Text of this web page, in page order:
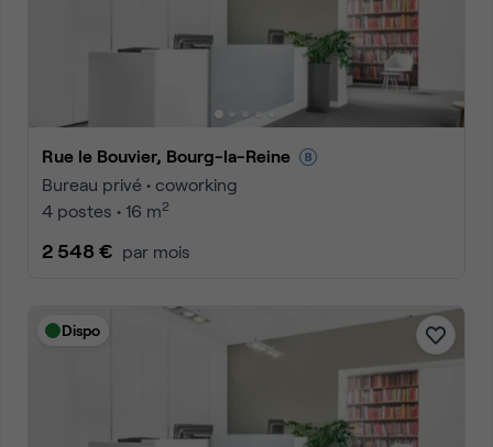
Rue le Bouvier, Bourg-la-Reine
Bureau privé • coworking
4 postes • 16 m2
2 548 € par mois
Dispo